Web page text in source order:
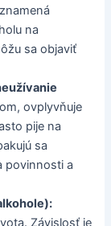
na
sa objaviť
ovplyvňuje
pije na
sa
povinnosti a
Závislosť je